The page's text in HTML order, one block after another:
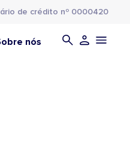
de crédito nº 0000420
nós